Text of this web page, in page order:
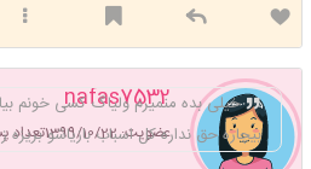
nafas7532
عضویت: 1399/10/22 تعداد
خیلی بده منمیرم ولیاگ کسی خونم
بیچاره حق نداره کل اسباب بازیاشو